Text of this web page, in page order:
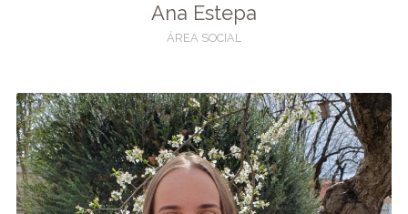
Ana Estepa
ÁREA SOCIAL